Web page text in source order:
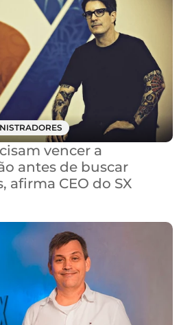
vencer a
antes de buscar
afirma CEO do SX